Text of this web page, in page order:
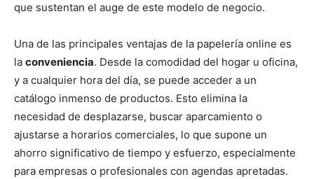
que sustentan el auge de este modelo de negocio.
Una de las principales ventajas de la papelería online es
la conveniencia. Desde la comodidad del hogar u oficina,
y a cualquier hora del día, se puede acceder a un
catálogo inmenso de productos. Esto elimina la
necesidad de desplazarse, buscar aparcamiento o
ajustarse a horarios comerciales, lo que supone un
ahorro significativo de tiempo y esfuerzo, especialmente
para empresas o profesionales con agendas apretadas.